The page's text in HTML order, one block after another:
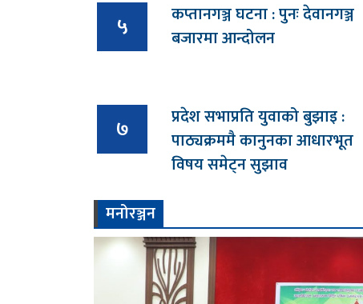
५
कप्तानगञ्ज घटना : पुनः देवानगञ्ज
बजारमा आन्दोलन
७
प्रदेश सभाप्रति युवाको बुझाइ :
पाठ्यक्रममै कानुनका आधारभूत
विषय समेट्न सुझाव
मनोरञ्जन